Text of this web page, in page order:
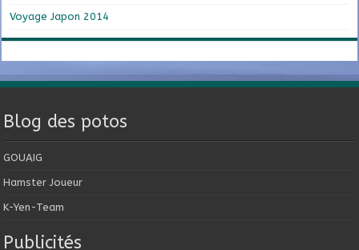
Voyage Japon 2014
Blog des potos
GOUAIG
Hamster Joueur
K-Yen-Team
Publicités